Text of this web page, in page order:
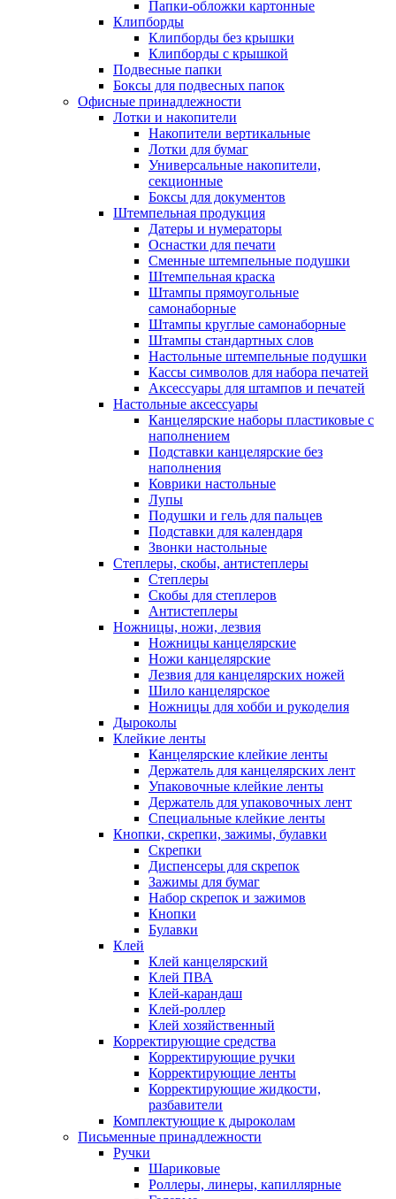
Папки-обложки картонные
Клипборды
Клипборды без крышки
Клипборды с крышкой
Подвесные папки
Боксы для подвесных папок
Офисные принадлежности
Лотки и накопители
Накопители вертикальные
Лотки для бумаг
Универсальные накопители,
секционные
Боксы для документов
Штемпельная продукция
Датеры и нумераторы
Оснастки для печати
Сменные штемпельные подушки
Штемпельная краска
Штампы прямоугольные
самонаборные
Штампы круглые самонаборные
Штампы стандартных слов
Настольные штемпельные подушки
Кассы символов для набора печатей
Аксессуары для штампов и печатей
Настольные аксессуары
Канцелярские наборы пластиковые с
наполнением
Подставки канцелярские без
наполнения
Коврики настольные
Лупы
Подушки и гель для пальцев
Подставки для календаря
Звонки настольные
Степлеры, скобы, антистеплеры
Степлеры
Скобы для степлеров
Антистеплеры
Ножницы, ножи, лезвия
Ножницы канцелярские
Ножи канцелярские
Лезвия для канцелярских ножей
Шило канцелярское
Ножницы для хобби и рукоделия
Дыроколы
Клейкие ленты
Канцелярские клейкие ленты
Держатель для канцелярских лент
Упаковочные клейкие ленты
Держатель для упаковочных лент
Специальные клейкие ленты
Кнопки, скрепки, зажимы, булавки
Скрепки
Диспенсеры для скрепок
Зажимы для бумаг
Набор скрепок и зажимов
Кнопки
Булавки
Клей
Клей канцелярский
Клей ПВА
Клей-карандаш
Клей-роллер
Клей хозяйственный
Корректирующие средства
Корректирующие ручки
Корректирующие ленты
Корректирующие жидкости,
разбавители
Комплектующие к дыроколам
Письменные принадлежности
Ручки
Шариковые
Роллеры, линеры, капиллярные